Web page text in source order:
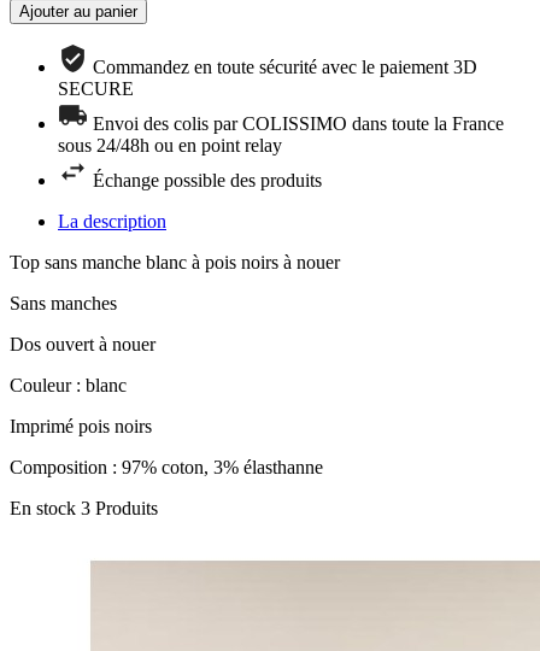
Ajouter au panier
Commandez en toute sécurité avec le paiement 3D
SECURE
Envoi des colis par COLISSIMO dans toute la France
sous 24/48h ou en point relay
Échange possible des produits
La description
Top sans manche blanc à pois noirs à nouer
Sans manches
Dos ouvert à nouer
Couleur : blanc
Imprimé pois noirs
Composition : 97% coton, 3% élasthanne
En stock 3 Produits